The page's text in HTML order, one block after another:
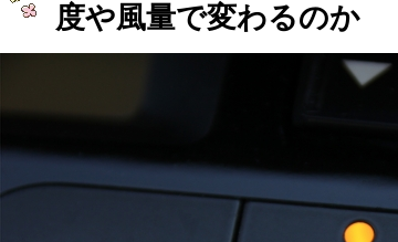
度や風量で変わるのか